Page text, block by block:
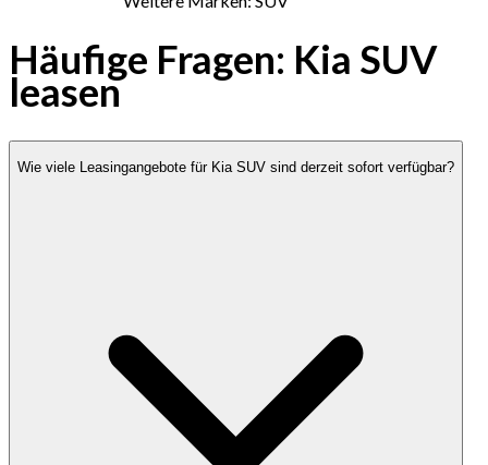
Häufige Fragen: Kia SUV
leasen
Wie viele Leasingangebote für Kia SUV sind derzeit sofort verfügbar?